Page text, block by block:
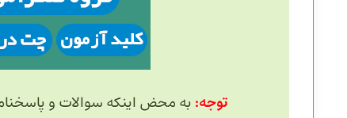
توجه: به محض اینکه سوالات و